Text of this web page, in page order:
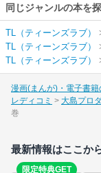
同じジャンルの本を
TL（ティーンズラブ）
TL（ティーンズラブ）
TL（ティーンズラブ）
漫画(まんが)・電子書
レディコミ
大島プロ
巻
最新情報はここか
限定特典GET